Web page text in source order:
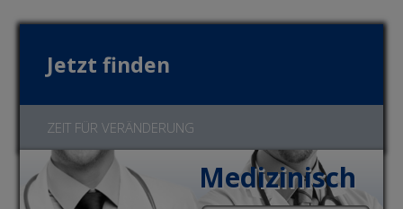
Jetzt finden
ZEIT FÜR VERÄNDERUNG
Medizinisch